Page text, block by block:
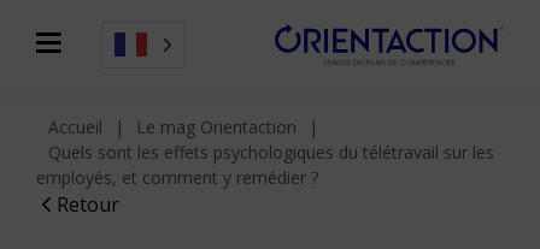
Retour
Accueil
Le mag Orientaction
Quels sont les effets psychologiques du télétravail sur les
employés, et comment y remédier ?